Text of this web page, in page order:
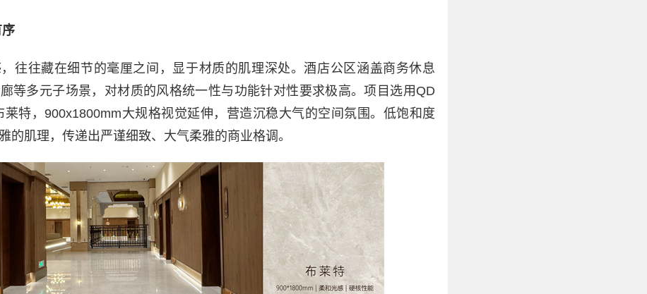
往往藏在细节的毫厘之间，显于材质的肌理深处。酒店公区涵盖商务休息
等多元子场景，对材质的风格统一性与功能针对性要求极高。项目选用QD
莱特，900x1800mm大规格视觉延伸，营造沉稳大气的空间氛围。低饱和度
的肌理，传递出严谨细致、大气柔雅的商业格调。